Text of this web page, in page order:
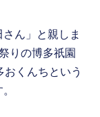
ん」と親しま
りの博多祇園
くんちという